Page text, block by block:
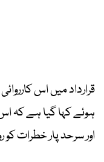
قرارداد میں اس
ہوئے کہا گیا ہے کہ
اور سرحد پار خطرات کو